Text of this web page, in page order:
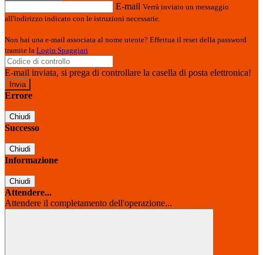
E-mail Verrà inviato un messaggio
all'indirizzo indicato con le istruzioni necessarie.
Non hai una e-mail associata al nome utente? Effettua il reset della password
tramite la Login Spaggiari
E-mail inviata, si prega di controllare la casella di posta elettronica!
Errore
Chiudi
Successo
Chiudi
Informazione
Chiudi
Attendere...
Attendere il completamento dell'operazione...